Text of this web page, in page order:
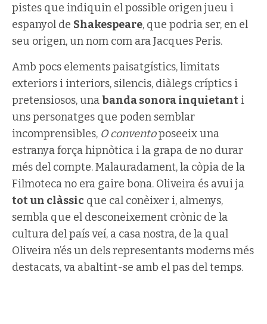
pistes que indiquin el possible origen jueu i
espanyol de Shakespeare, que podria ser, en el
seu origen, un nom com ara Jacques Peris.
Amb pocs elements paisatgístics, limitats
exteriors i interiors, silencis, diàlegs críptics i
pretensiosos, unabanda sonora inquietant i
uns personatges que poden semblar
incomprensibles, O conventoposeeix una
estranya força hipnòtica i la grapa de no durar
més del compte. Malauradament, la còpia de la
Filmoteca no era gaire bona. Oliveira és avui ja
tot un clàssic que cal conèixer i, almenys,
sembla que el desconeixement crònic de la
cultura del país veí, a casa nostra, de la qual
Oliveira n’és un dels representants moderns més
destacats, va abaltint-se amb el pas del temps.